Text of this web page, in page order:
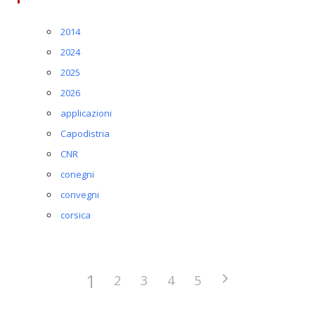
2014
2024
2025
2026
applicazioni
Capodistria
CNR
conegni
convegni
corsica
1 2 3 4 5